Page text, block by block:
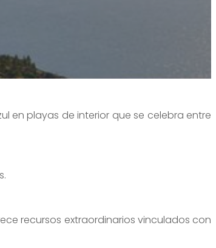
en playas de interior que se celebra entre
recursos extraordinarios vinculados con